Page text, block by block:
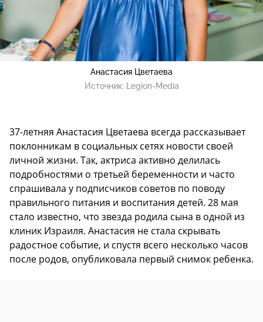
Анастасия Цветаева
Источник:
Legion-Media
37-летняя Анастасия Цветаева всегда рассказывает
поклонникам в социальных сетях новости своей
личной жизни. Так, актриса активно делилась
подробностями о третьей беременности и часто
спрашивала у подписчиков советов по поводу
правильного питания и воспитания детей. 28 мая
стало известно, что звезда родила сына в одной из
клиник Израиля. Анастасия не стала скрывать
радостное событие, и спустя всего несколько часов
после родов, опубликовала первый снимок ребенка.